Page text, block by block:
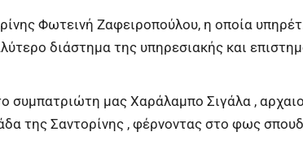
Φωτεινή Ζαφειροπούλου, η οποία
διάστημα της υπηρεσιακής και
μας Χαράλαμπο Σιγάλα ,
της Σαντορίνης , φέρνοντας στο φως